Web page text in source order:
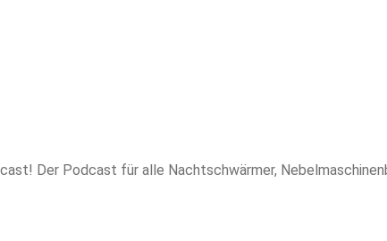
Der Podcast für alle Nachtschwärmer,